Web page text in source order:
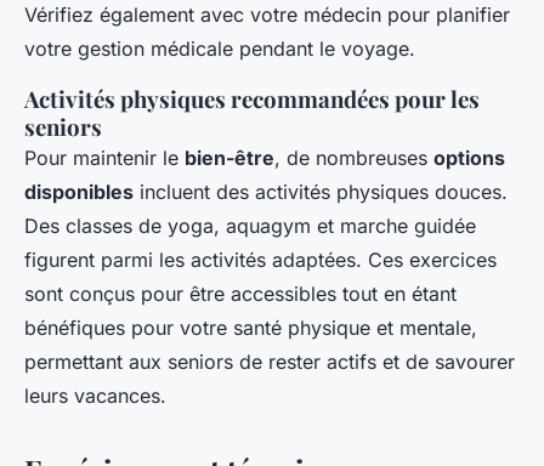
Vérifiez également avec votre médecin pour planifier
votre gestion médicale pendant le voyage.
Activités physiques recommandées pour les
seniors
Pour maintenir le bien-être, de nombreuses options
disponibles incluent des activités physiques douces.
Des classes de yoga, aquagym et marche guidée
figurent parmi les activités adaptées. Ces exercices
sont conçus pour être accessibles tout en étant
bénéfiques pour votre santé physique et mentale,
permettant aux seniors de rester actifs et de savourer
leurs vacances.